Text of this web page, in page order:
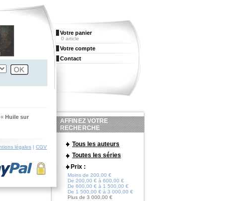
Huile sur
légales | CGV
Votre panier
0 article
Votre compte
Contact
AFFINEZ VOTRE
RECHERCHE
Tous les auteurs
Toutes les séries
Prix :
Moins de 200,00 €
De 200,00 € à 600,00 €
De 600,00 € à 1 500,00 €
De 1 500,00 € à 3 000,00 €
Plus de 3 000,00 €